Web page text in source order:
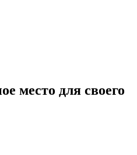
место для своего